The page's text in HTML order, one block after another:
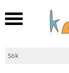
Meny